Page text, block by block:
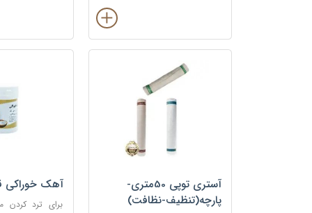
آستری توپی 50متری-
پارچه(تنظیف-نظافت)
آهک خوراکی
برای ترد کردن